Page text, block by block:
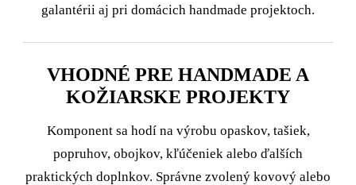
galantérii aj pri domácich handmade projektoch.
VHODNÉ PRE HANDMADE A
KOŽIARSKE PROJEKTY
Komponent sa hodí na výrobu opaskov, tašiek,
popruhov, obojkov, kľúčeniek alebo ďalších
praktických doplnkov. Správne zvolený kovový alebo